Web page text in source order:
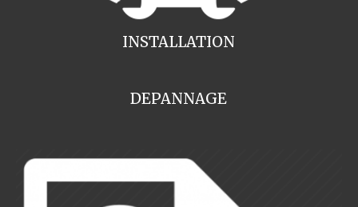
INSTALLATION
DEPANNAGE